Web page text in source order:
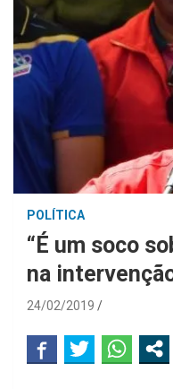
POLÍTICA
“É um soco
na
24/02/2019